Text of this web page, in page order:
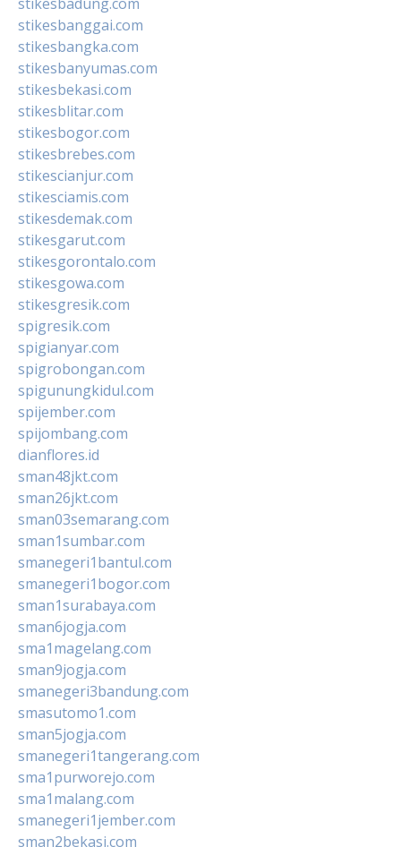
stikesbanggai.com
stikesbangka.com
stikesbanyumas.com
stikesbekasi.com
stikesblitar.com
stikesbogor.com
stikesbrebes.com
stikescianjur.com
stikesciamis.com
stikesdemak.com
stikesgarut.com
stikesgorontalo.com
stikesgowa.com
stikesgresik.com
spigresik.com
spigianyar.com
spigrobongan.com
spigunungkidul.com
spijember.com
spijombang.com
dianflores.id
sman48jkt.com
sman26jkt.com
sman03semarang.com
sman1sumbar.com
smanegeri1bantul.com
smanegeri1bogor.com
sman1surabaya.com
sman6jogja.com
sma1magelang.com
sman9jogja.com
smanegeri3bandung.com
smasutomo1.com
sman5jogja.com
smanegeri1tangerang.com
sma1purworejo.com
sma1malang.com
smanegeri1jember.com
sman2bekasi.com